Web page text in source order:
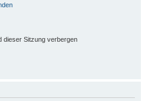
dieser Sitzung verbergen